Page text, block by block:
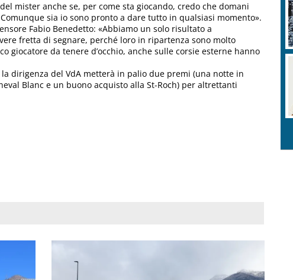
mister anche se, per come sta giocando, credo che domani
sia io sono pronto a dare tutto in qualsiasi momento».
Fabio Benedetto: «Abbiamo un solo risultato a
fretta di segnare, perché loro in ripartenza sono molto
giocatore da tenere d’occhio, anche sulle corsie esterne hanno
dirigenza del VdA metterà in palio due premi (una notte in
Blanc e un buono acquisto alla St-Roch) per altrettanti